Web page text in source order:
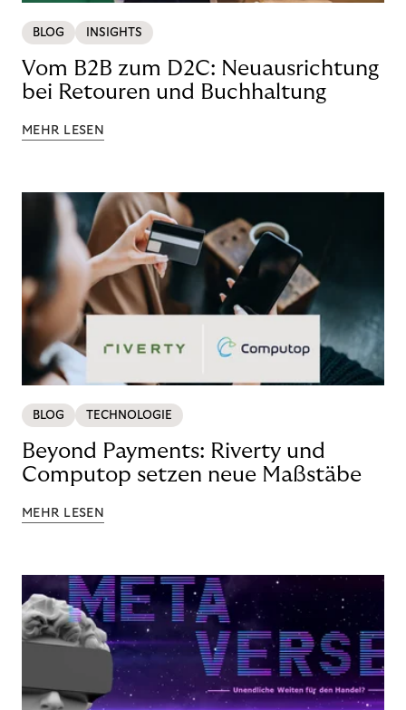
BLOG INSIGHTS
Vom B2B zum D2C: Neuausrichtung
bei Retouren und Buchhaltung
MEHR LESEN
BLOG TECHNOLOGIE
Beyond Payments: Riverty und
Computop setzen neue Maßstäbe
MEHR LESEN